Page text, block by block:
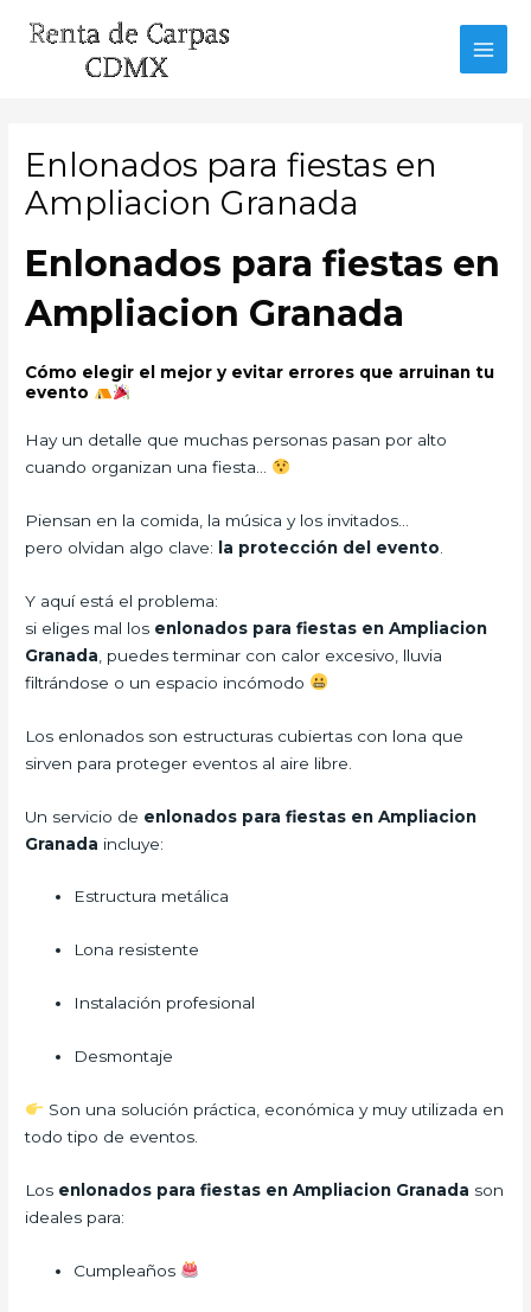
Enlonados para fiestas en
Ampliacion Granada
Enlonados para fiestas en
Ampliacion Granada
Cómo elegir el mejor y evitar errores que arruinan tu
evento
Hay un detalle que muchas personas pasan por alto
cuando organizan una fiesta…
Piensan en la comida, la música y los invitados…
pero olvidan algo clave:
la protección del evento
Y aquí está el problema:
si eliges mal los enlonados para fiestas en Ampliacion
Granada , puedes terminar con calor excesivo, lluvia
filtrándose o un espacio incómodo
Los enlonados son estructuras cubiertas con lona que
sirven para proteger eventos al aire libre.
Un servicio de enlonados para fiestas en Ampliacion
Granada incluye:
Estructura metálica
Lona resistente
Instalación profesional
Desmontaje
Son una solución práctica, económica y muy utilizada en
todo tipo de eventos.
Los enlonados para fiestas en Ampliacion Granada son
ideales para:
Cumpleaños